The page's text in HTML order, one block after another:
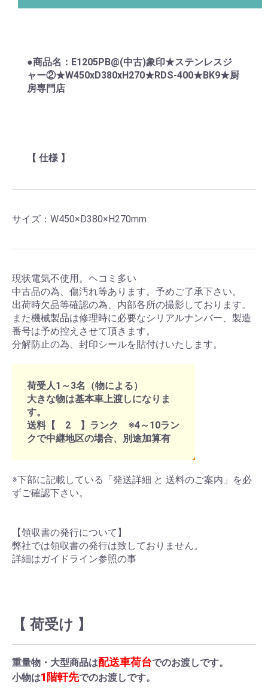
●商品名：E1205PB@(中古)象印★ステンレスジ
ャー②★W450xD380xH270★RDS-400★BK9★厨
房専門店
【 仕様 】
サイズ：W450×D380×H270mm
現状電気不使用。ヘコミ多い
中古品の為、傷汚れ等あります。予めご了承下さい。
出荷時欠品等確認の為、内部各所の撮影しております。
また機械製品は修理時に必要なシリアルナンバー、製造
番号は予め控えさせて頂きます。
分解防止の為、封印シールを貼付けいたします。
荷受人1～3名（物による）
大きな物は基本車上渡しになりま
す。
送料【 2 】ランク ※4～10ラン
クで中継地区の場合、別途加算有
※下部に記載している「発送詳細 と 送料のご案内」を必
ずご確認下さい。
【領収書の発行について】
弊社では領収書の発行は致しておりません。
詳細はガイドライン参照の事
【 荷受け 】
重量物・大型商品は配送車荷台でのお渡しです。
小物は1階軒先でのお渡しです。